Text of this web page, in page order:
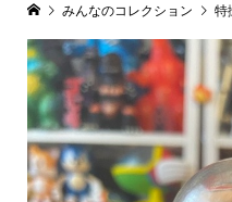
みんなのコレクション 特